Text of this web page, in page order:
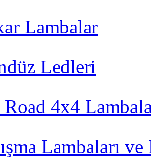
Lambalar
Ledleri
4x4
Lambaları